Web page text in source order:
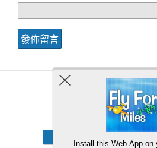
Back to top
Install this Web-App on